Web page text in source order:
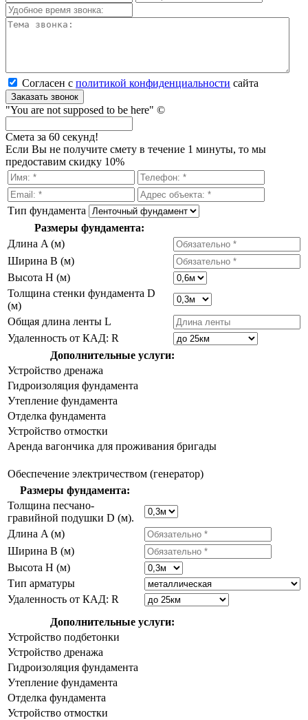
Согласен с политикой кон­фи­ден­ци­аль­нос­ти сайта
Заказать звонок
"You are not supposed to be here" ©
Смета за 60 секунд!
Если Вы не получите смету в течение 1 минуты, то мы
предоставим скидку 10%
Тип фундамента
Размеры фундамента:
Длина A (м)
Ширина B (м)
Высота H (м)
Толщина стенки фундамента D
(м)
Общая длина ленты L
Удаленность от КАД: R
Дополнительные услуги:
Устройство дренажа
Гидроизоляция фундамента
Утепление фундамента
Отделка фундамента
Устройство отмостки
Аренда вагончика для проживания бригады
Обеспечение электричеством (генератор)
Размеры фундамента:
Толщина песчано-
гравийной подушки D (м).
Длина A (м)
Ширина B (м)
Высота H (м)
Тип арматуры
Удаленность от КАД: R
Дополнительные услуги:
Устройство подбетонки
Устройство дренажа
Гидроизоляция фундамента
Утепление фундамента
Отделка фундамента
Устройство отмостки